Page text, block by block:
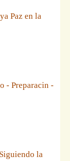
Paz en la
- Preparacin -
la